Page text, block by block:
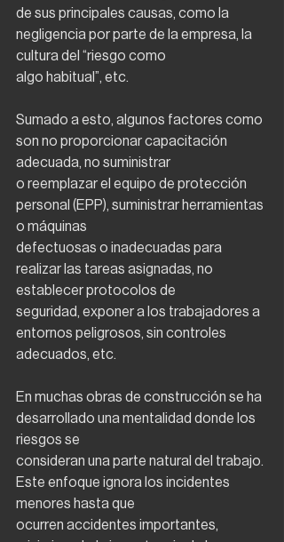
de sus principales causas, como la
negligencia por parte de la empresa, la
cultura del “riesgo como
algo habitual”, etc.
Sumado a esto, algunos factores como
son no proporcionar capacitación
adecuada, no suministrar
o reemplazar el equipo de protección
personal (EPP), suministrar herramientas
o máquinas
defectuosas o inadecuadas para
realizar las tareas asignadas, no
establecer protocolos de
seguridad, exponer a los trabajadores a
entornos peligrosos, sin controles
adecuados, etc.
En muchas obras de construcción se ha
desarrollado una mentalidad donde los
riesgos se
consideran una parte natural del trabajo.
Este enfoque ignora los incidentes
menores hasta que
ocurren accidentes importantes,